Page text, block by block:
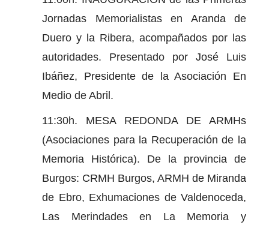
Jornadas Memorialistas en Aranda de
Duero y la Ribera, acompañados por las
autoridades. Presentado por José Luis
Ibáñez, Presidente de la Asociación En
Medio de Abril.
11:30h. MESA REDONDA DE ARMHs
(Asociaciones para la Recuperación de la
Memoria Histórica). De la provincia de
Burgos: CRMH Burgos, ARMH de Miranda
de Ebro, Exhumaciones de Valdenoceda,
Las Merindades en La Memoria y